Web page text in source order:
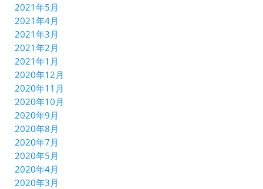
2021年5月
2021年4月
2021年3月
2021年2月
2021年1月
2020年12月
2020年11月
2020年10月
2020年9月
2020年8月
2020年7月
2020年5月
2020年4月
2020年3月